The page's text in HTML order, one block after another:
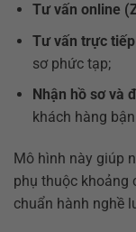
Tư vấn online
Tư vấn trực
sơ phức tạp;
Nhận hồ sơ và
khách hàng
Mô hình này giúp
phụ thuộc khoảng
chuẩn hành nghề